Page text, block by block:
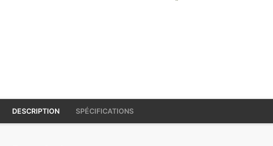
DESCRIPTION SPÉCIFICATIONS